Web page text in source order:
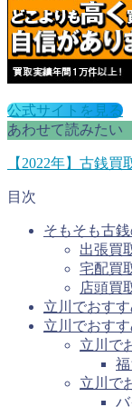
公式サイトを見る
あわせて読みたい
【2022年】古銭
目次
そもそも古
出張買
宅配買
店頭買
立川でおす
立川でおす
立川で
立川で